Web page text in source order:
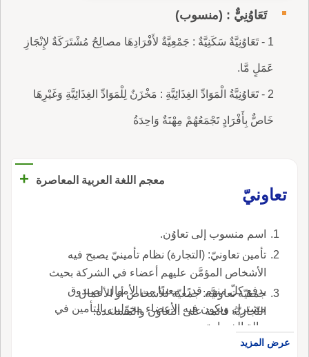
تَعَاوُنِيٌّ : (منسوب)
1 - تَعَاوُنِيَّةٌ سَكَنِيَّةٌ : جَمْعِيَّةٌ لأَفْرَادِهَا مصالِحُ مُشْتَرَكَةٌ لإِنْجَازِ
عَمَلٍ مَّا.
2 - تَعَاوُنِيَّةُ الْمَوَادِّ الغِذَائِيَّةِ : مَخْزَنٌ لِلْمَوَادِّ الغِذَائِيَّةِ وَغَيْرِهَا
خَاصٌّ بِأَفْرَادٍ تَجْمَعُهُمْ مِهْنَةٌ وَاحِدَةُ
معجم اللغة العربية المعاصرة
+
تعاونيّ
اسم منسوب إلى تعاوُن.
تأمين تعاونيّ: (التجارة) نظام تأمينيّ يصبح فيه
الأشخاص المؤمَّن عليهم أعضاء في الشركة بحيث
يدفع كلّ منهم قدرًا معينًا من الأموال لصندوق
مشترك ويكون فيه الأعضاء مخوّلين بالتأمين في
حالة الخسارة.
جمعيّة تعاونيَّة: جمعيّة للأشخاص أو الأعمال
التّجاريّة قائمة على التعاون والمساعدة.
عرض المزيد